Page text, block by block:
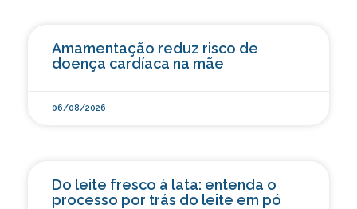
Amamentação reduz risco de
doença cardíaca na mãe
06/08/2026
Do leite fresco à lata: entenda o
processo por trás do leite em pó